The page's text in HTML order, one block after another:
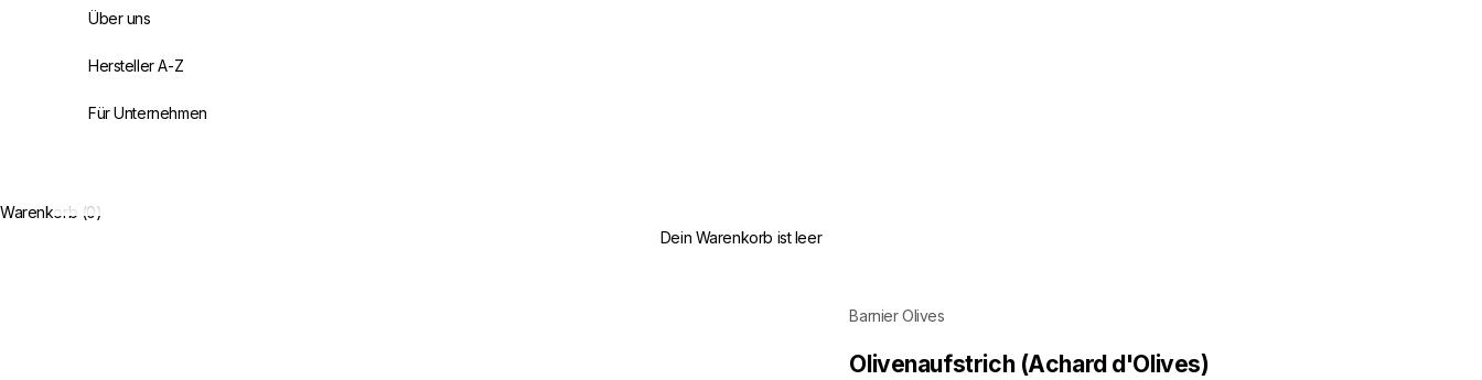
Über uns
Hersteller A-Z
Für Unternehmen
Warenkorb (0)
Dein Warenkorb ist leer
Barnier Olives
Olivenaufstrich (Achard d'Olives)